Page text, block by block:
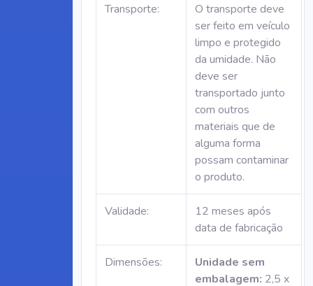
Transporte:
O transporte deve
ser feito em veículo
limpo e protegido
da umidade. Não
deve ser
transportado junto
com outros
materiais que de
alguma forma
possam contaminar
o produto.
Validade:
12 meses após
data de fabricação
Dimensões:
Unidade sem
embalagem: 2,5 x